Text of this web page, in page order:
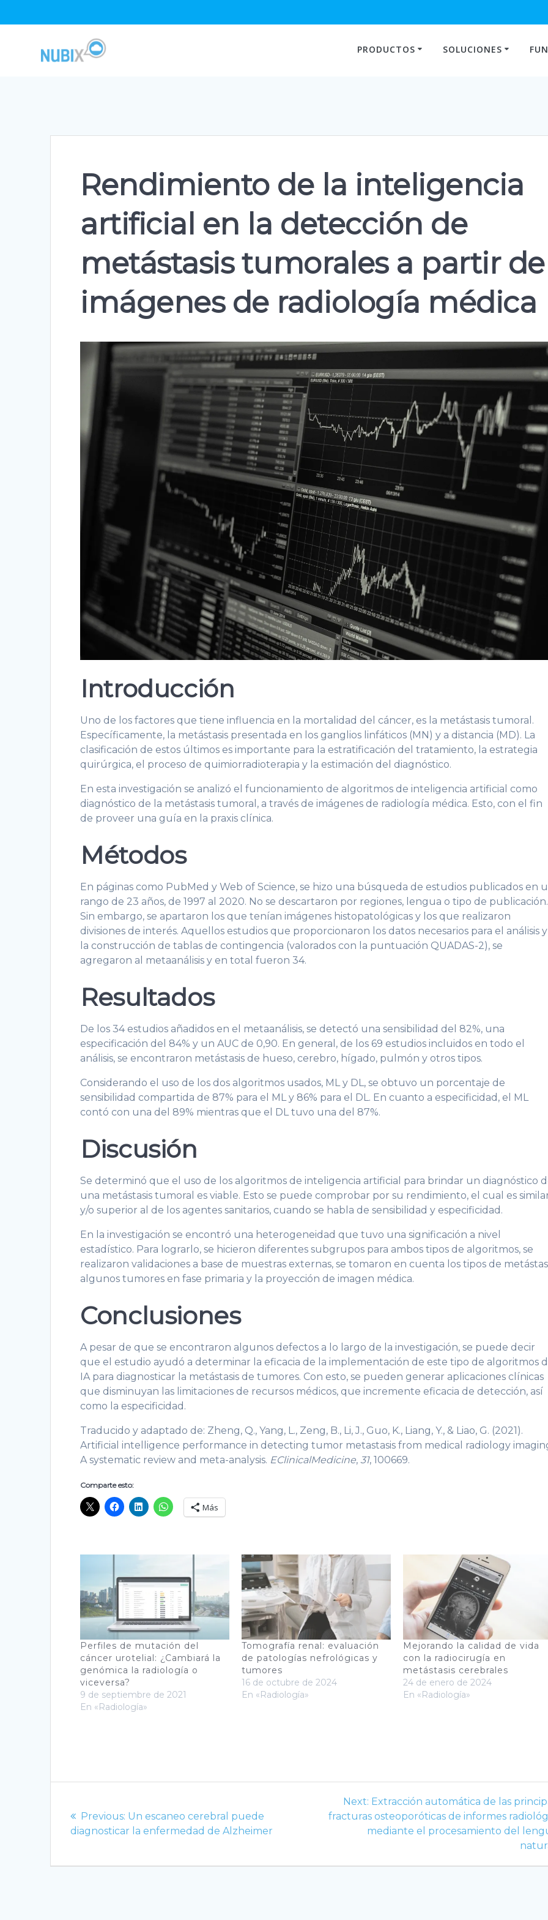
PRODUCTOS
SOLUCIONES
Rendimiento de la inteligencia
artificial en la detección de
metástasis tumorales a partir de
imágenes de radiología médica
Introducción
Uno de los factores que tiene influencia en la mortalidad del cáncer, es la metástasis tumoral.
Específicamente, la metástasis presentada en los ganglios linfáticos (MN) y a distancia (MD). La
clasificación de estos últimos es importante para la estratificación del tratamiento, la estrategia
quirúrgica, el proceso de quimiorradioterapia y la estimación del diagnóstico.
En esta investigación se analizó el funcionamiento de algoritmos de inteligencia artificial como
diagnóstico de la metástasis tumoral, a través de imágenes de radiología médica. Esto, con el fin
de proveer una guía en la praxis clínica.
Métodos
En páginas como PubMed y Web of Science, se hizo una búsqueda de estudios publicados en
rango de 23 años, de 1997 al 2020. No se descartaron por regiones, lengua o tipo de publicación.
Sin embargo, se apartaron los que tenían imágenes histopatológicas y los que realizaron
divisiones de interés. Aquellos estudios que proporcionaron los datos necesarios para el análisis y
la construcción de tablas de contingencia (valorados con la puntuación QUADAS-2), se
agregaron al metaanálisis y en total fueron 34.
Resultados
De los 34 estudios añadidos en el metaanálisis, se detectó una sensibilidad del 82%, una
especificación del 84% y un AUC de 0,90. En general, de los 69 estudios incluidos en todo el
análisis, se encontraron metástasis de hueso, cerebro, hígado, pulmón y otros tipos.
Considerando el uso de los dos algoritmos usados, ML y DL, se obtuvo un porcentaje de
sensibilidad compartida de 87% para el ML y 86% para el DL. En cuanto a especificidad, el ML
contó con una del 89% mientras que el DL tuvo una del 87%.
Discusión
Se determinó que el uso de los algoritmos de inteligencia artificial para brindar un diagnóstico
una metástasis tumoral es viable. Esto se puede comprobar por su rendimiento, el cual es
y/o superior al de los agentes sanitarios, cuando se habla de sensibilidad y especificidad.
En la investigación se encontró una heterogeneidad que tuvo una significación a nivel
estadístico. Para lograrlo, se hicieron diferentes subgrupos para ambos tipos de algoritmos, se
realizaron validaciones a base de muestras externas, se tomaron en cuenta los tipos de
algunos tumores en fase primaria y la proyección de imagen médica.
Conclusiones
A pesar de que se encontraron algunos defectos a lo largo de la investigación, se puede decir
que el estudio ayudó a determinar la eficacia de la implementación de este tipo de algoritmos
IA para diagnosticar la metástasis de tumores. Con esto, se pueden generar aplicaciones clínicas
que disminuyan las limitaciones de recursos médicos, que incremente eficacia de detección, así
como la especificidad.
Traducido y adaptado de: Zheng, Q., Yang, L., Zeng, B., Li, J., Guo, K., Liang, Y., & Liao, G. (2021).
Artificial intelligence performance in detecting tumor metastasis from medical radiology
A systematic review and meta-analysis. EClinicalMedicine,31, 100669.
Comparte esto:
Más
Perfiles de mutación del
cáncer urotelial: ¿Cambiará la
genómica la radiología o
viceversa?
9 de septiembre de 2021
En «Radiología»
Tomografía renal: evaluación
de patologías nefrológicas y
tumores
16 de octubre de 2024
En «Radiología»
Mejorando la calidad de vida
con la radiocirugía en
metástasis cerebrales
24 de enero de 2024
En «Radiología»
dePrevious: Previous
post:
Un escaneo cerebral puede
diagnosticar la enfermedad de Alzheimer
Next: Next
post:
Extracción automática de las
fracturas osteoporóticas de informes
mediante el procesamiento del